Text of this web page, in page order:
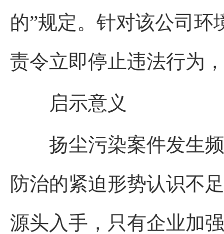
的”规定。针对该公司
责令立即停止违法行为
启示意义
扬尘污染案件发生频
防治的紧迫形势认识不
源头入手，只有企业加